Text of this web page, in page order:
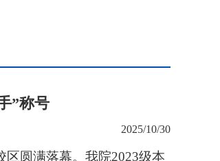
”称号
2025/10/30
区圆满落幕。我院2023级本